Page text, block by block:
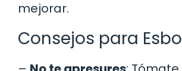
mejorar.
Consejos para